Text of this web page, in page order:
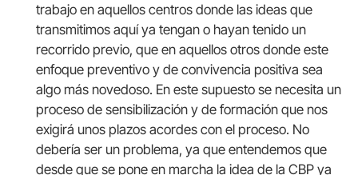
trabajo en aquellos centros donde las ideas que
transmitimos aquí ya tengan o hayan tenido un
recorrido previo, que en aquellos otros donde este
enfoque preventivo y de convivencia positiva sea
algo más novedoso. En este supuesto se necesita un
proceso de sensibilización y de formación que nos
exigirá unos plazos acordes con el proceso. No
debería ser un problema, ya que entendemos que
desde que se pone en marcha la idea de la CBP ya